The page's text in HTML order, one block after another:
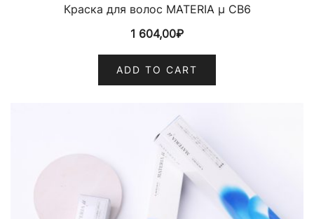
Краска для волос MATERIA µ CB6
1 604,00₽
ADD TO CART